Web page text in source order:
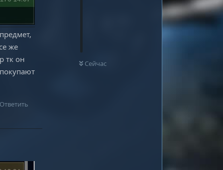
Сейчас
же
тк он
Ответить